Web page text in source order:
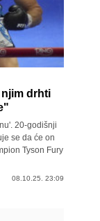
njim drhti
20-godišnji
se da će on
Tyson Fury
08.10.25. 23:09